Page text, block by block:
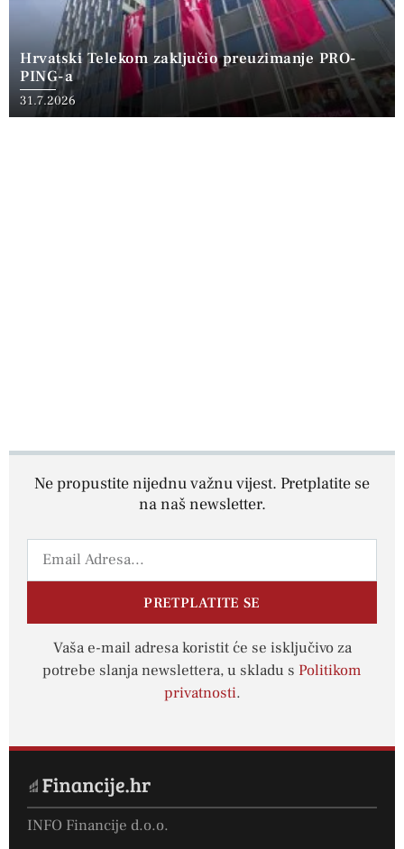
Hrvatski Telekom zaključio preuzimanje PRO-
PING-a
31.7.2026
Ne propustite nijednu važnu vijest. Pretplatite se
na naš newsletter.
PRETPLATITE SE
Vaša e-mail adresa koristit će se isključivo za
potrebe slanja newslettera, u skladu s Politikom
privatnosti.
INFO Financije d.o.o.